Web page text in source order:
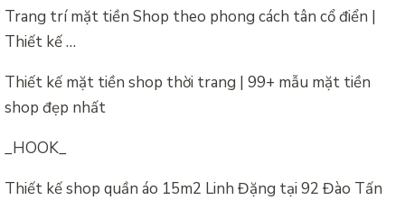
Trang trí mặt tiền Shop theo phong cách tân cổ điển |
Thiết kế …
Thiết kế mặt tiền shop thời trang | 99+ mẫu mặt tiền
shop đẹp nhất
_HOOK_
Thiết kế shop quần áo 15m2 Linh Đặng tại 92 Đào Tấn